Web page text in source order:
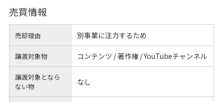
売買情報
売却理由 別事業に注力するため
譲渡対象物 コンテンツ / 著作権 / YouTubeチャンネル
譲渡対象となら
ない物
なし